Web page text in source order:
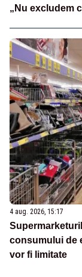
„Nu excludem
4 aug. 2026, 15:17
consumului de
vor fi limitate